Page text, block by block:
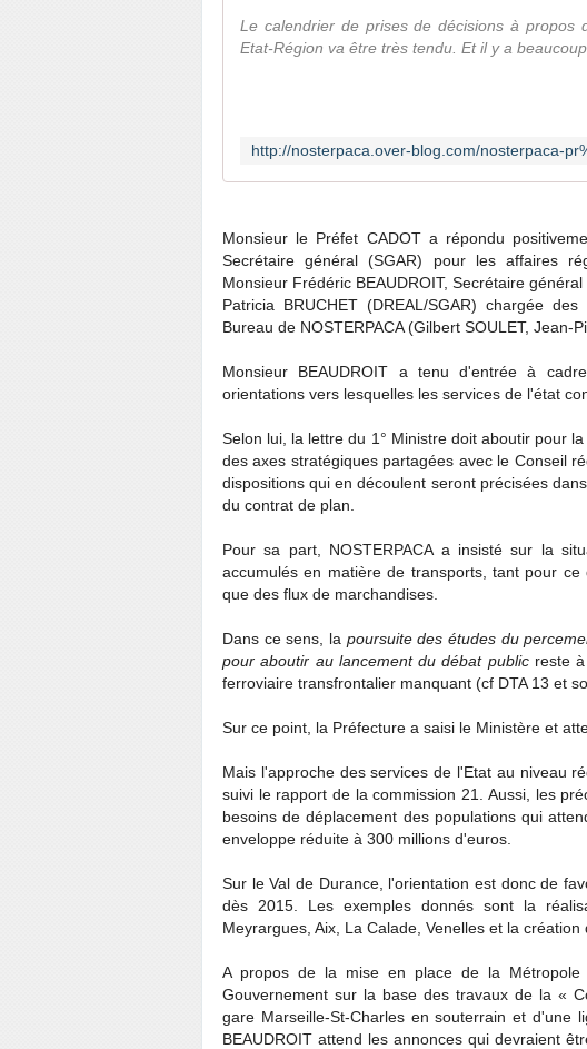
Le calendrier de prises de décisions à propos
Etat-Région va être très tendu. Et il y a beaucoup
Monsieur le Préfet CADOT a répondu
Secrétaire général (SGAR) pour les affaires
Monsieur Frédéric BEAUDROIT, Secrétaire
Patricia BRUCHET (DREAL/SGAR) chargée
Bureau de NOSTERPACA (Gilbert SOULET, Jean-
Monsieur BEAUDROIT a tenu d'entrée à
orientations vers lesquelles les services de l'état
Selon lui, la lettre du 1° Ministre doit aboutir pour
des axes stratégiques partagées avec le Conseil
dispositions qui en découlent seront précisées
du contrat de plan.
Pour sa part, NOSTERPACA a insisté sur la
accumulés en matière de transports, tant pour
que des flux de marchandises.
Dans ce sens, la poursuite des études du
pour aboutir au lancement du débat publicreste à
ferroviaire transfrontalier manquant (cf DTA 13 et
Sur ce point, la Préfecture a saisi le Ministère et
Mais l'approche des services de l'Etat au niveau
suivi le rapport de la commission 21. Aussi, les
besoins de déplacement des populations qui
enveloppe réduite à 300 millions d'euros.
Sur le Val de Durance, l'orientation est donc de
dès 2015. Les exemples donnés sont la
Meyrargues, Aix, La Calade, Venelles et la
A propos de la mise en place de la Métropole
Gouvernement sur la base des travaux de la «
gare Marseille-St-Charles en souterrain et d'une
BEAUDROIT attend les annonces qui devraient